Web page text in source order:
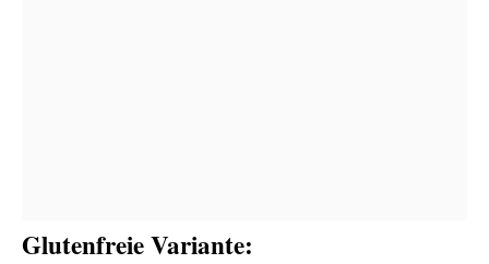
Glutenfreie Variante: